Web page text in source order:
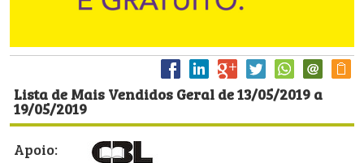
Lista de Mais Vendidos Geral de 13/05/2019 a
19/05/2019
Apoio: